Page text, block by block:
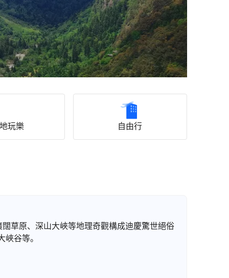
玩樂 自由行
草原、深山大峽等地理奇觀構成迪慶驚世絕俗
谷等。